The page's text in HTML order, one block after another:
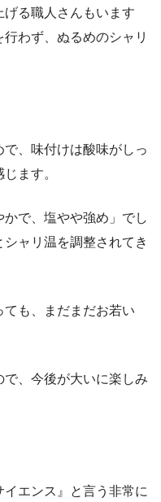
る職人さんもいます
わず、ぬるめのシャリ
、味付けは酸味がしっ
ます。
で、塩やや強め」でし
ャリ温を調整されてき
も、まだまだお若い
、今後が大いに楽しみ
エンス』と言う非常に